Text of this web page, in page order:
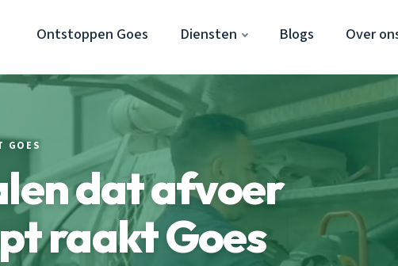
Ontstoppen Goes Diensten Blogs Over
GOES
dat afvoer
raakt Goes